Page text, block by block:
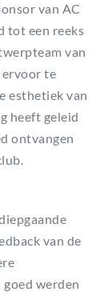
van AC
tot een reeks
van
ervoor te
esthetiek van
heeft geleid
ontvangen
van de
werden